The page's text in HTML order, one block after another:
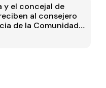
y el concejal de
al consejero
de la Comunidad